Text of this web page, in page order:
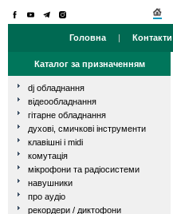
Головна | Контакти
Каталог за призначенням
dj обладнання
відеообладнання
гітарне обладнання
духові, смичкові інструменти
клавішні і midi
комутація
мікрофони та радіосистеми
навушники
про аудіо
рекордери / диктофони